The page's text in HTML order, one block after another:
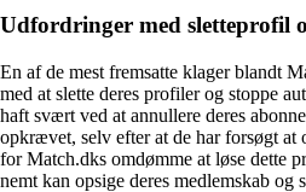
Udfordringer med sletteprofil
En af de mest fremsatte klager blandt
med at slette deres profiler og stoppe
haft svært ved at annullere deres
opkrævet, selv efter at de har forsøgt at
for Match.dks omdømme at løse dette
nemt kan opsige deres medlemskab og